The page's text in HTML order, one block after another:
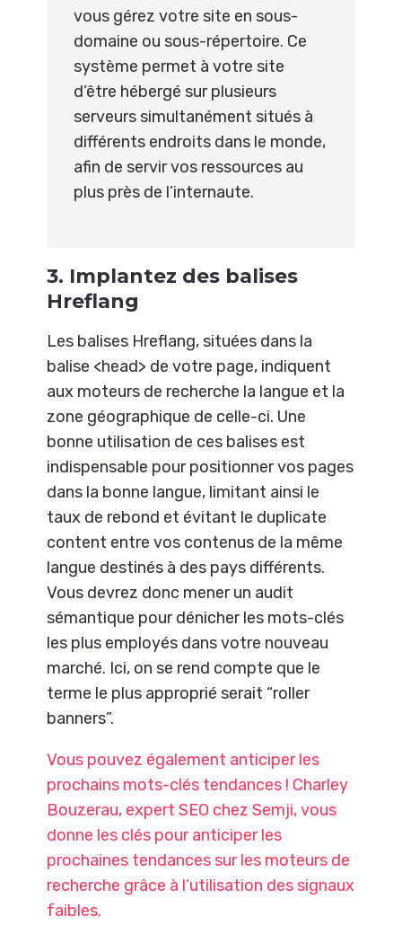
vous gérez votre site en sous-
domaine ou sous-répertoire. Ce
système permet à votre site
d’être hébergé sur plusieurs
serveurs simultanément situés à
différents endroits dans le monde,
afin de servir vos ressources au
plus près de l’internaute.
3. Implantez des balises
Hreflang
Les balises Hreflang, situées dans la
balise <head> de votre page, indiquent
aux moteurs de recherche la langue et la
zone géographique de celle-ci. Une
bonne utilisation de ces balises est
indispensable pour positionner vos pages
dans la bonne langue, limitant ainsi le
taux de rebond et évitant le duplicate
content entre vos contenus de la même
langue destinés à des pays différents.
Vous devrez donc mener un audit
sémantique pour dénicher les mots-clés
les plus employés dans votre nouveau
marché. Ici, on se rend compte que le
terme le plus approprié serait “roller
banners”.
Vous pouvez également anticiper les
prochains mots-clés tendances ! Charley
Bouzerau, expert SEO chez Semji, vous
donne les clés pour anticiper les
prochaines tendances sur les moteurs de
recherche grâce à l’utilisation des signaux
faibles.